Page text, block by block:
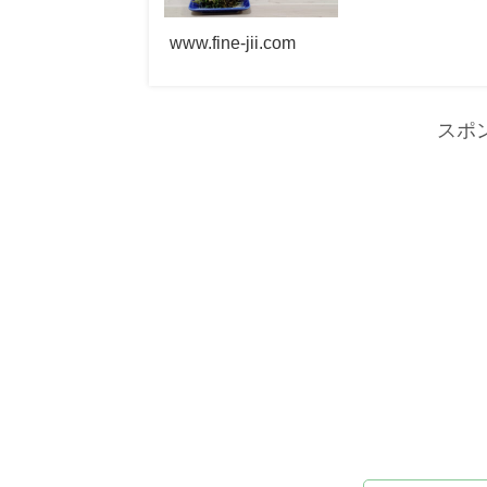
www.fine-jii.com
スポ